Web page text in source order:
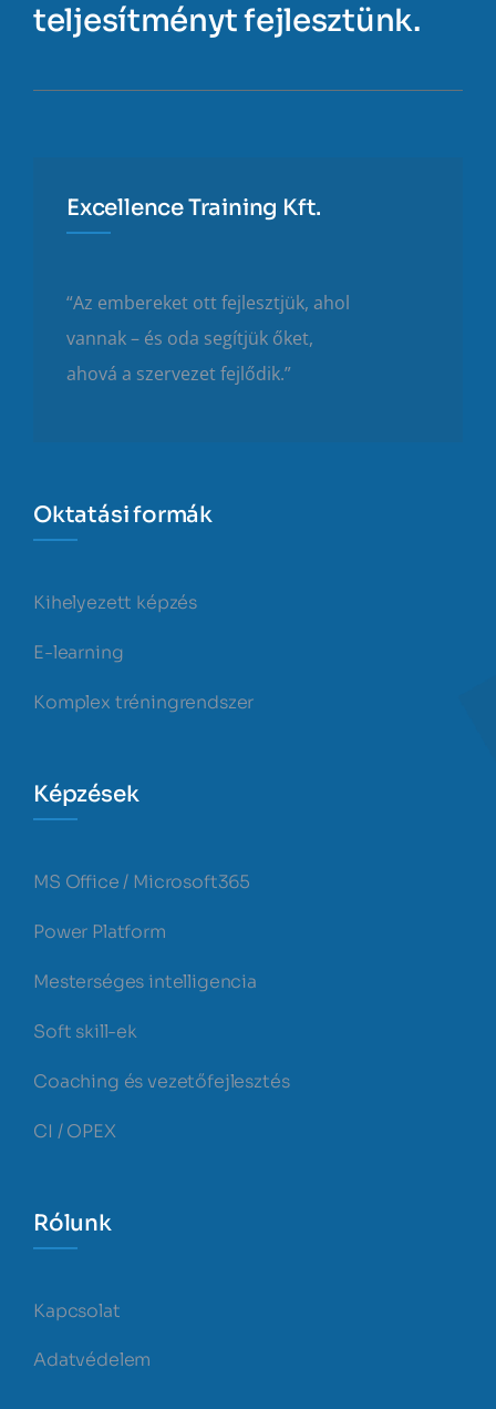
teljesítményt fejlesztünk.
Excellence Training Kft.
“Az embereket ott fejlesztjük, ahol
vannak – és oda segítjük őket,
ahová a szervezet fejlődik.”
Oktatási formák
Kihelyezett képzés
E-learning
Komplex tréningrendszer
Képzések
MS Office / Microsoft365
Power Platform
Mesterséges intelligencia
Soft skill-ek
Coaching és vezetőfejlesztés
CI / OPEX
Rólunk
Kapcsolat
Adatvédelem